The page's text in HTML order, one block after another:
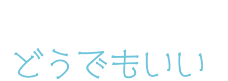
どうでもいい